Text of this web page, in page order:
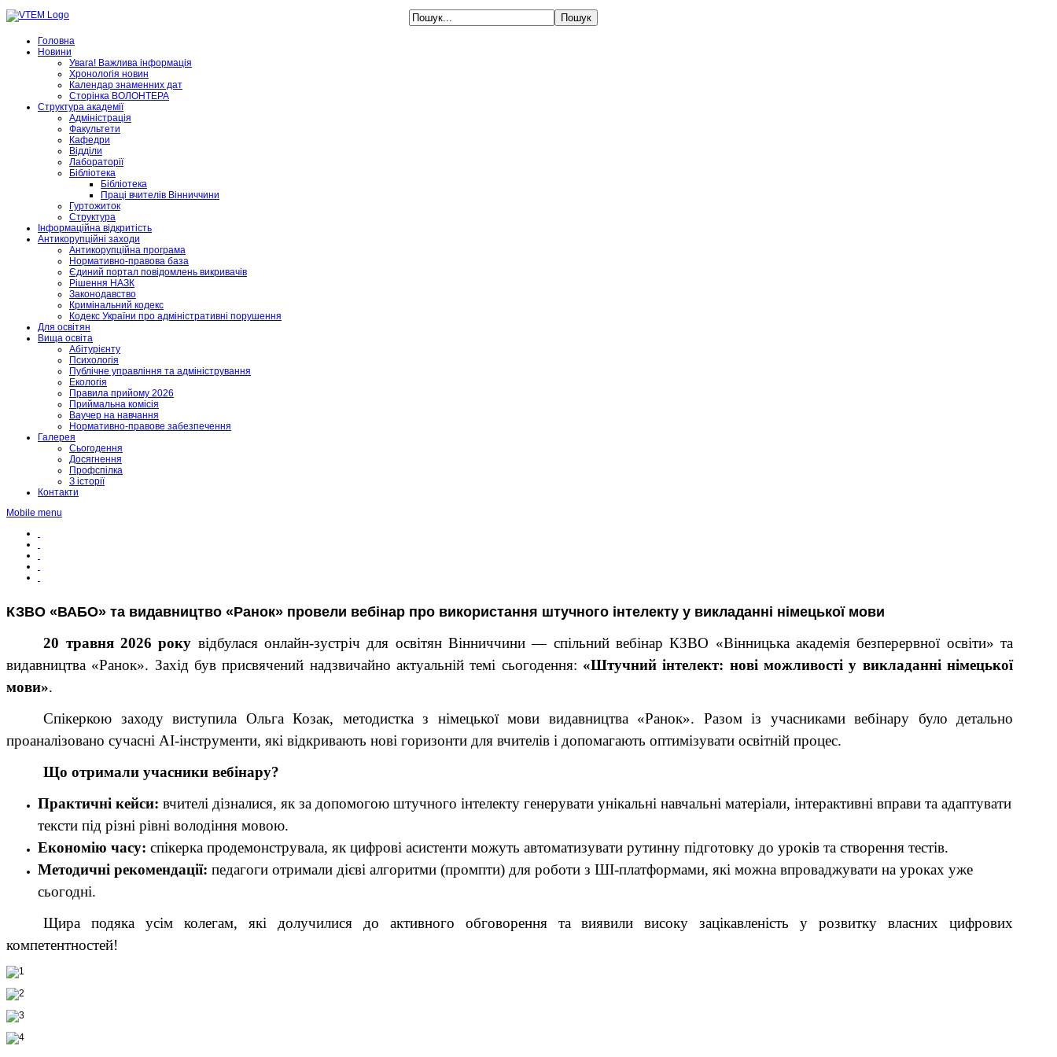
Головна
Новини
Увага! Важлива інформація
Хронологія новин
Календар знаменних дат
Сторінка ВОЛОНТЕРА
Структура академії
Адміністрація
Факультети
Кафедри
Відділи
Лабораторії
Бібліотека
Бібліотека
Праці вчителів Вінниччини
Гуртожиток
Структура
Інформаційна відкритість
Антикорупційні заходи
Антикорупційна програма
Нормативно-правова база
Єдиний портал повідомлень викривачів
Рішення НАЗК
Законодавство
Кримінальний кодекс
Кодекс України про адміністративні порушення
Для освітян
Вища освіта
Абітурієнту
Психологія
Публічне управління та адміністрування
Екологія
Правила прийому 2026
Приймальна комісія
Ваучер на навчання
Нормативно-правове забезпечення
Галерея
Сьогодення
Досягнення
Профспілка
З історії
Контакти
Mobile menu
КЗВО «ВАБО» та видавництво «Ранок» провели вебінар про використання штучного інтелекту у викладанні німецької мови
20 травня 2026 року відбулася онлайн-зустріч для освітян Вінниччини — спільний вебінар КЗВО «Вінницька академія безперервної освіти» та
видавництва «Ранок». Захід був присвячений надзвичайно актуальній темі сьогодення: «Штучний інтелект: нові можливості у викладанні німецької
мови».
Спікеркою заходу виступила Ольга Козак, методистка з німецької мови видавництва «Ранок». Разом із учасниками вебінару було детально
проаналізовано сучасні AI-інструменти, які відкривають нові горизонти для вчителів і допомагають оптимізувати освітній процес.
Що отримали учасники вебінару?
Практичні кейси: вчителі дізналися, як за допомогою штучного інтелекту генерувати унікальні навчальні матеріали, інтерактивні вправи та адаптувати
тексти під різні рівні володіння мовою.
Економію часу: спікерка продемонструвала, як цифрові асистенти можуть автоматизувати рутинну підготовку до уроків та створення тестів.
Методичні рекомендації: педагоги отримали дієві алгоритми (промпти) для роботи з ШІ-платформами, які можна впроваджувати на уроках уже
сьогодні.
Щира подяка усім колегам, які долучилися до активного обговорення та виявили високу зацікавленість у розвитку власних цифрових
компетентностей!